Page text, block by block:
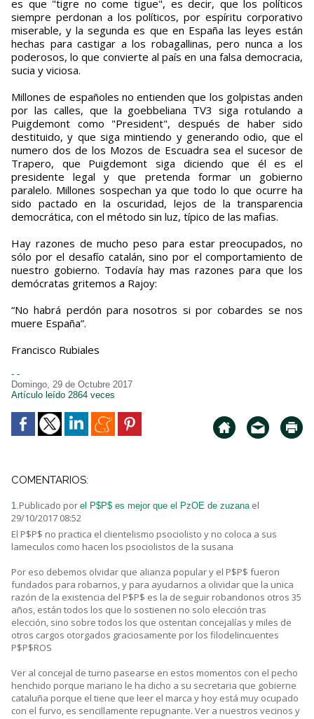
es que "tigre no come tigue", es decir, que los políticos
siempre perdonan a los políticos, por espíritu corporativo
miserable, y la segunda es que en España las leyes están
hechas para castigar a los robagallinas, pero nunca a los
poderosos, lo que convierte al país en una falsa democracia,
sucia y viciosa.
Millones de españoles no entienden que los golpistas anden
por las calles, que la goebbeliana TV3 siga rotulando a
Puigdemont como "President", después de haber sido
destituido, y que siga mintiendo y generando odio, que el
numero dos de los Mozos de Escuadra sea el sucesor de
Trapero, que Puigdemont siga diciendo que él es el
presidente legal y que pretenda formar un gobierno
paralelo. Millones sospechan ya que todo lo que ocurre ha
sido pactado en la oscuridad, lejos de la transparencia
democrática, con el método sin luz, típico de las mafias.
Hay razones de mucho peso para estar preocupados, no
sólo por el desafío catalán, sino por el comportamiento de
nuestro gobierno. Todavía hay mas razones para que los
demócratas gritemos a Rajoy:
“No habrá perdón para nosotros si por cobardes se nos
muere España”.
Francisco Rubiales
- -
Domingo, 29 de Octubre 2017
Artículo leído 2864 veces
COMENTARIOS:
1.Publicado por el P$P$ es mejor que el PzOE de zuzana el
29/10/2017 08:52
El P$P$ no practica el clientelismo psociolisto y no coloca a sus
lameculos como hacen los psociolistos de la susana
Por eso debemos olvidar que alianza popular y el P$P$ fueron
fundados para robarnos, y para ayudarnos a olividar que la unica
razón de la existencia del P$P$ es la de seguir robandonos otros 35
años, están todos los que lo sostienen no solo elección tras
elección, sino sobre todos los que ostentan concejalías y miles de
otros cargos otorgados graciosamente por los filodelincuentes
P$P$ROS
Ver al concejal de turno pasearse en estos momentos con el pecho
henchido porque mariano le ha dicho a su secretaria que gobierne
cataluña porque el tiene que leer el marca y hoy está muy ocupado
con el furvo, es sencillamente repugnante. Ver a nuestros vecinos y